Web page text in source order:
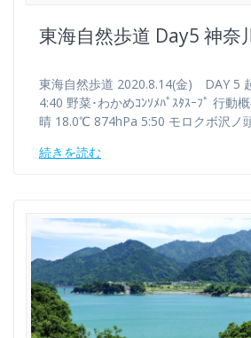
東海自然歩道 Day5 神奈
東海自然歩道 2020.8.14(金) DAY 5
4:40 野菜･わかめｺﾝｿﾒﾊﾟｽﾀｽｰﾌﾟ 行動
晴 18.0℃ 874hPa 5:50 モロクボ沢ノ
続きを読む